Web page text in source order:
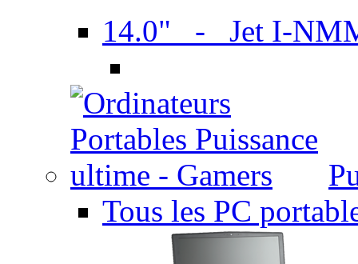
14.0" - Jet I-
Tous les PC